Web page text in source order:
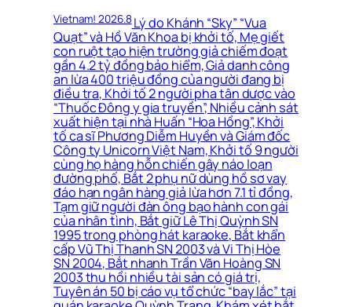
Vietnam! 2026.8Lý do Khánh “Sky” “Vua
Quạt” và Hồ Văn Khoa bị khởi tố, Mẹ giết
con ruột tạo hiện trường giả chiếm đoạt
gần 4.2 tỷ đồng bảo hiểm, Giả danh công
an lừa 400 triệu đồng của người đang bị
điều tra, Khởi tố 2 người pha tân dược vào
“Thuốc Đông y gia truyền”, Nhiều cảnh sát
xuất hiện tại nhà Huấn “Hoa Hồng”, Khởi
tố ca sĩ Phương Diễm Huyền và Giám đốc
Công ty Unicorn Việt Nam, Khởi tố 9 người
cùng họ hàng hỗn chiến gây náo loạn
đường phố, Bắt 2 phụ nữ dùng hồ sơ vay
đáo hạn ngân hàng giả lừa hơn 7.1 tỉ đồng,
Tạm giữ người đàn ông bạo hành con gái
của nhân tình, Bắt giữ Lê Thị Quỳnh SN
1995 trong phòng hát karaoke, Bắt khẩn
cấp Vũ Thị Thanh SN 2003 và Vi Thị Hòe
SN 2004, Bắt nhanh Trần Văn Hoàng SN
2003 thu hồi nhiều tài sản có giá trị,
Tuyên án 50 bị cáo vụ tổ chức “bay lắc” tại